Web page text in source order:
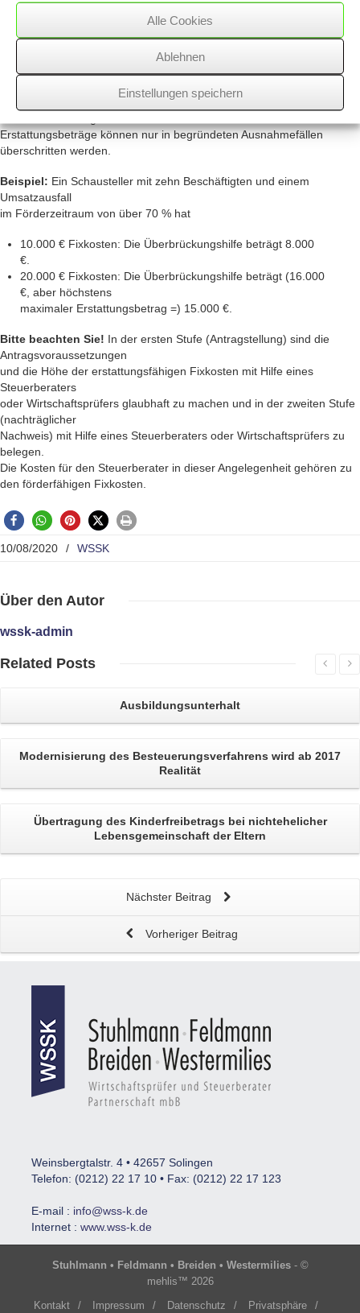
Alle Cookies
Ablehnen
Einstellungen speichern
des Vorjahresmonats,
entfällt die Überbrückungshilfe anteilig für den jeweiligen
Fördermonat. Eine Überkompensation ist zurückzuzahlen.
Die maximale Förderung beträgt 150.000 € für drei Monate.
Bei Unternehmen mit bis zu fünf Beschäftigten beträgt der maximale
Erstattungsbetrag 9.000 € für drei Monate, bei Unternehmen mit bis
Erstattungsbeträge können nur in begründeten Ausnahmefällen
überschritten werden.
Beispiel: Ein Schausteller mit zehn Beschäftigten und einem
Umsatzausfall
im Förderzeitraum von über 70 % hat
10.000 € Fixkosten: Die Überbrückungshilfe beträgt 8.000
€.
20.000 € Fixkosten: Die Überbrückungshilfe beträgt (16.000
€, aber höchstens
maximaler Erstattungsbetrag =) 15.000 €.
Bitte beachten Sie! In der ersten Stufe (Antragstellung) sind die
Antragsvorau­ssetzungen
und die Höhe der erstattungsfähigen Fixkosten mit Hilfe eines
Steuerberaters
oder Wirtschaftsprüfers glaubhaft zu machen und in der zweiten Stufe
(nachträglicher
Nachweis) mit Hilfe eines Steuerberaters oder Wirtschaftsprüfers zu
belegen.
Die Kosten für den Steuerberater in dieser Angelegenheit gehören zu
den förderfähigen Fixkosten.
10/08/2020 / WSSK
Über den Autor
wssk-admin
Related Posts
Ausbildungsunterhalt
Modernisierung des Besteuerungsverfahrens wird ab 2017
Realität
Übertragung des Kinderfreibetragsbei nichtehelicher
Lebensgemeinschaft der Eltern
Nächster Beitrag
Vorheriger Beitrag
Weinsbergtalstr. 4 • 42657 Solingen
Telefon: (0212) 22 17 10 • Fax: (0212) 22 17 123
E-mail : info@wss-k.de
Internet : www.wss-k.de
Stuhlmann • Feldmann • Breiden • Westermilies- ©
mehlis™ 2026
Kontakt
/ Impressum / Datenschutz / Privatsphäre /